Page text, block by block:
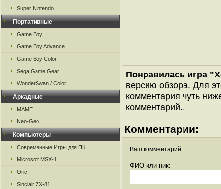
Super Nintendo
Портативные
Game Boy
Game Boy Advance
Game Boy Color
Sega Game Gear
WonderSwan / Color
Аркадные
MAME
Neo-Geo
Компьютеры
Современные Игры для ПК
Microsoft MSX-1
Oric
Sinclair ZX-81
Понравилась игра
версию обзора. Для
комментария чуть
комментарий..
Комментарии:
Ваш комментарий
ФИО или ник: